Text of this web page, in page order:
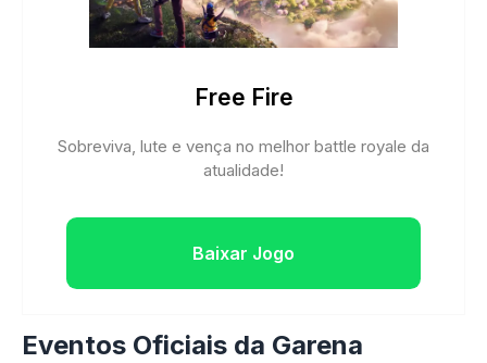
Free Fire
Sobreviva, lute e vença no melhor battle royale da
atualidade!
Baixar Jogo
Eventos Oficiais da Garena